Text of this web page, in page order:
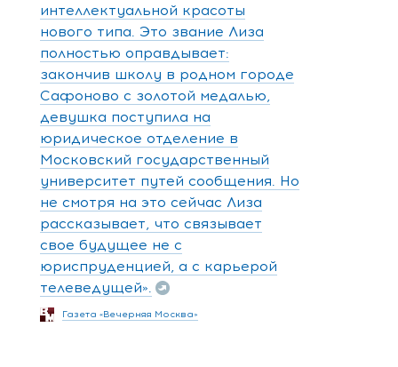
интеллектуальной красоты
нового типа. Это звание Лиза
полностью оправдывает:
закончив школу в родном городе
Сафоново с золотой медалью,
девушка поступила на
юридическое отделение в
Московский государственный
университет путей сообщения. Но
не смотря на это сейчас Лиза
рассказывает, что связывает
свое будущее не с
юриспруденцией, а с карьерой
телеведущей».
Газета «Вечерняя Москва»